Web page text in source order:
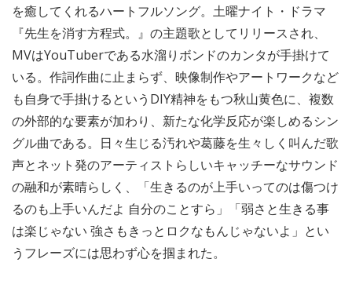
を癒してくれるハートフルソング。土曜ナイト・ドラマ
『先生を消す方程式。』の主題歌としてリリースされ、
MVはYouTuberである水溜りボンドのカンタが手掛けて
いる。作詞作曲に止まらず、映像制作やアートワークなど
も自身で手掛けるというDIY精神をもつ秋山黄色に、複数
の外部的な要素が加わり、新たな化学反応が楽しめるシン
グル曲である。日々生じる汚れや葛藤を生々しく叫んだ歌
声とネット発のアーティストらしいキャッチーなサウンド
の融和が素晴らしく、「生きるのが上手いってのは傷つけ
るのも上手いんだよ 自分のことすら」「弱さと生きる事
は楽じゃない 強さもきっとロクなもんじゃないよ」とい
うフレーズには思わず心を掴まれた。